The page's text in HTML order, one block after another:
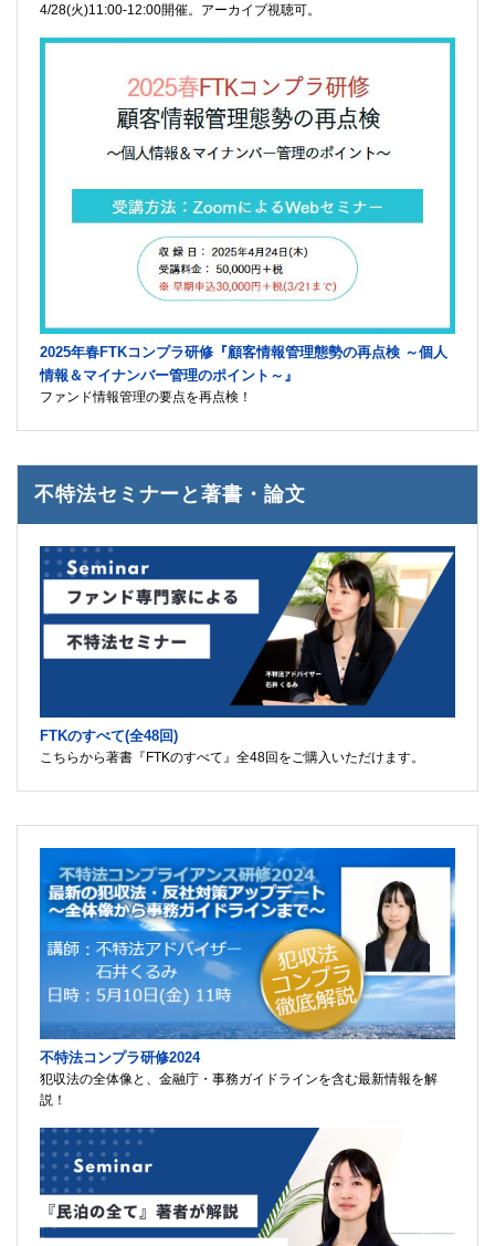
4/28(火)11:00-12:00開催。アーカイブ視聴可。
2025年春FTKコンプラ研修『顧客情報管理態勢の再点検 ～個人
情報＆マイナンバー管理のポイント～』
ファンド情報管理の要点を再点検！
不特法セミナーと著書・論文
FTKのすべて(全48回)
こちらから著書『FTKのすべて』全48回をご購入いただけます。
不特法コンプラ研修2024
犯収法の全体像と、金融庁・事務ガイドラインを含む最新情報を解
説！